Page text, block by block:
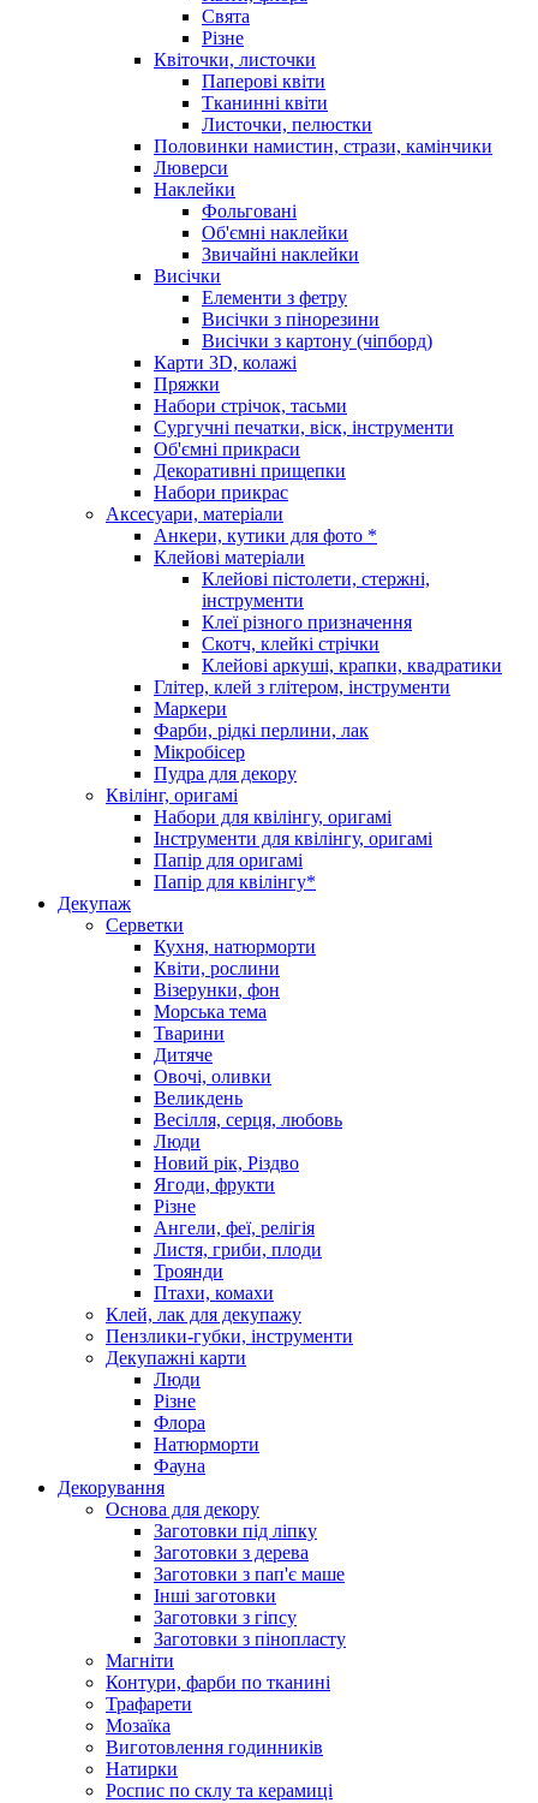
Свята
Різне
Квіточки, листочки
Паперові квіти
Тканинні квіти
Листочки, пелюстки
Половинки намистин, стрази, камінчики
Люверси
Наклейки
Фольговані
Об'ємні наклейки
Звичайні наклейки
Висічки
Елементи з фетру
Висічки з пінорезини
Висічки з картону (чіпборд)
Карти 3D, колажі
Пряжки
Набори стрічок, тасьми
Сургучні печатки, віск, інструменти
Об'ємні прикраси
Декоративні прищепки
Набори прикрас
Аксесуари, матеріали
Анкери, кутики для фото *
Клейові матеріали
Клейові пістолети, стержні,
інструменти
Клеї різного призначення
Скотч, клейкі стрічки
Клейові аркуші, крапки, квадратики
Глітер, клей з глітером, інструменти
Маркери
Фарби, рідкі перлини, лак
Мікробісер
Пудра для декору
Квілінг, оригамі
Набори для квілінгу, оригамі
Інструменти для квілінгу, оригамі
Папір для оригамі
Папір для квілінгу*
Декупаж
Серветки
Кухня, натюрморти
Квіти, рослини
Візерунки, фон
Морська тема
Тварини
Дитяче
Овочі, оливки
Великдень
Весілля, серця, любовь
Люди
Новий рік, Різдво
Ягоди, фрукти
Різне
Ангели, феї, релігія
Листя, гриби, плоди
Троянди
Птахи, комахи
Клей, лак для декупажу
Пензлики-губки, інструменти
Декупажні карти
Люди
Різне
Флора
Натюрморти
Фауна
Декорування
Основа для декору
Заготовки під ліпку
Заготовки з дерева
Заготовки з пап'є маше
Інші заготовки
Заготовки з гіпсу
Заготовки з пінопласту
Магніти
Контури, фарби по тканині
Трафарети
Мозаїка
Виготовлення годинників
Натирки
Роспис по склу та керамиці